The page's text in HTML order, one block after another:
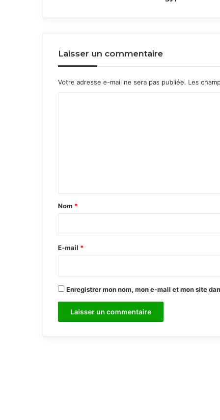
Laisser un commentaire
Votre adresse e-mail ne sera pas publiée. Les
a
e
Nom *
E-mail *
Enregistrer mon nom, mon e-mail et mon site